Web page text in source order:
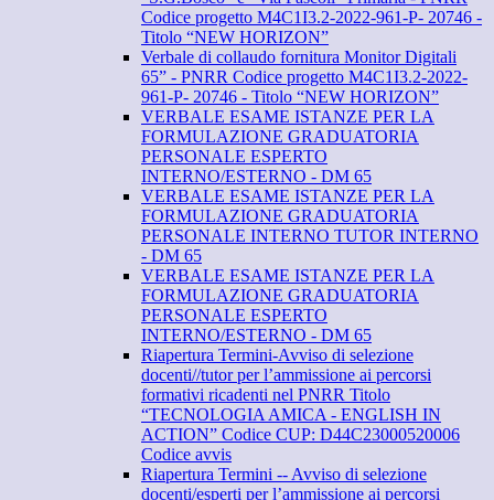
Codice progetto M4C1I3.2-2022-961-P- 20746 -
Titolo “NEW HORIZON”
Verbale di collaudo fornitura Monitor Digitali
65” - PNRR Codice progetto M4C1I3.2-2022-
961-P- 20746 - Titolo “NEW HORIZON”
VERBALE ESAME ISTANZE PER LA
FORMULAZIONE GRADUATORIA
PERSONALE ESPERTO
INTERNO/ESTERNO - DM 65
VERBALE ESAME ISTANZE PER LA
FORMULAZIONE GRADUATORIA
PERSONALE INTERNO TUTOR INTERNO
- DM 65
VERBALE ESAME ISTANZE PER LA
FORMULAZIONE GRADUATORIA
PERSONALE ESPERTO
INTERNO/ESTERNO - DM 65
Riapertura Termini-Avviso di selezione
docenti//tutor per l’ammissione ai percorsi
formativi ricadenti nel PNRR Titolo
“TECNOLOGIA AMICA - ENGLISH IN
ACTION” Codice CUP: D44C23000520006
Codice avvis
Riapertura Termini -- Avviso di selezione
docenti/esperti per l’ammissione ai percorsi